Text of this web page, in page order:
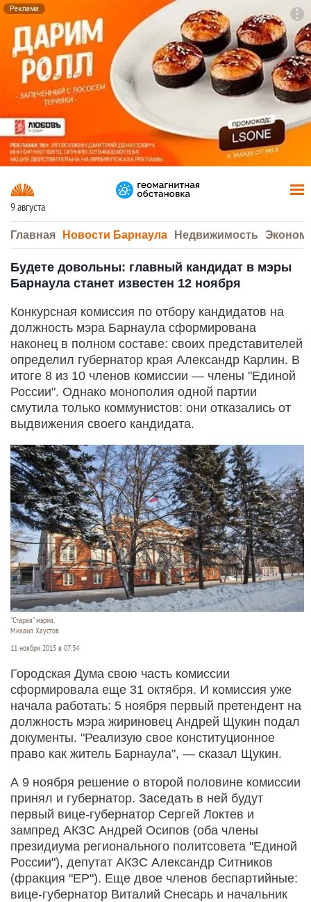
Реклама
9 августа
Главная Новости Барнаула Недвижимость
Будете довольны: главный кандидат в мэры
Барнаула станет известен 12 ноября
Конкурсная комиссия по отбору кандидатов на
должность мэра Барнаула сформирована
наконец в полном составе: своих представителей
определил губернатор края Александр Карлин. В
итоге 8 из 10 членов комиссии — члены "Единой
России". Однако монополия одной партии
смутила только коммунистов: они отказались от
выдвижения своего кандидата.
"Старая" мэрия.
Михаил Хаустов
11 ноября 2015 в 07:34
Городская Дума свою часть комиссии
сформировала еще 31 октября. И комиссия уже
начала работать: 5 ноября первый претендент на
должность мэра жириновец Андрей Щукин подал
документы. "Реализую свое конституционное
право как житель Барнаула", — сказал Щукин.
А 9 ноября решение о второй половине комиссии
принял и губернатор. Заседать в ней будут
первый вице-губернатор Сергей Локтев и
зампред АКЗС Андрей Осипов (оба члены
президиума регионального политсовета "Единой
России"), депутат АКЗС Александр Ситников
(фракция "ЕР"). Еще двое членов беспартийные:
вице-губернатор Виталий Снесарь и начальник